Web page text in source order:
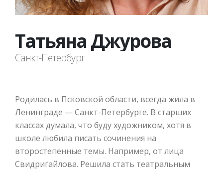
Татьяна Джурова
Санкт-Петербург
Родилась в Псковской области, всегда жила в
Ленинграде — Санкт-Петербурге. В старших
классах думала, что буду художником, хотя в
школе любила писать сочинения на
второстепенные темы. Например, от лица
Свидригайлова. Решила стать театральным